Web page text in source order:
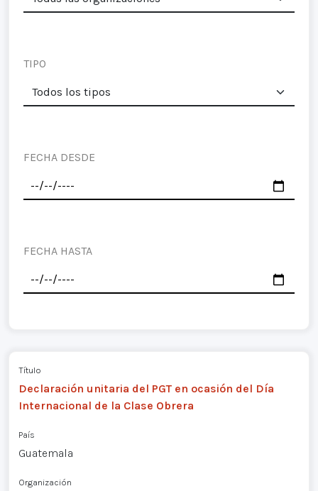
TIPO
FECHA DESDE
FECHA HASTA
Título
Declaración unitaria del PGT en ocasión del Día
Internacional de la Clase Obrera
País
Guatemala
Organización